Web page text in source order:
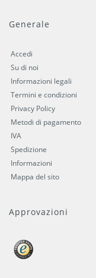
Generale
Accedi
Su di noi
Informazioni legali
Termini e condizioni
Privacy Policy
Metodi di pagamento
IVA
Spedizione
Informazioni
Mappa del sito
Approvazioni